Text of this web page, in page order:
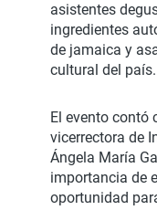
asistentes
ingredientes
de jamaica y
cultural del país.
El evento contó
vicerrectora de
Ángela María
importancia de
oportunidad